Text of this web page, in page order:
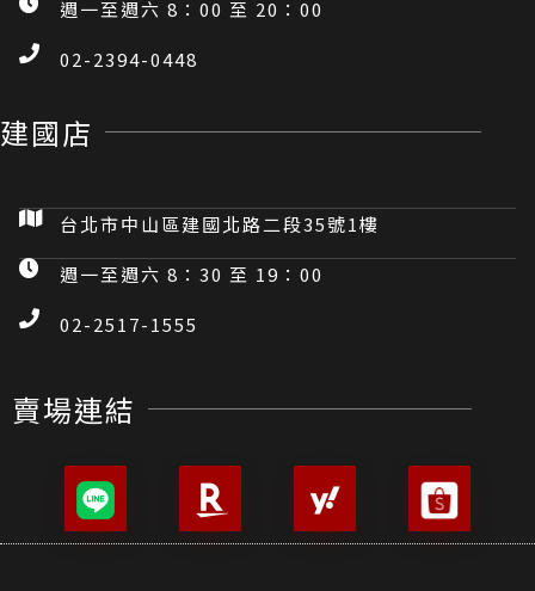
週一至週六 8：00 至 20：00
02-2394-0448
建國店
台北市中山區建國北路二段35號1樓
週一至週六 8：30 至 19：00
02-2517-1555
賣場連結